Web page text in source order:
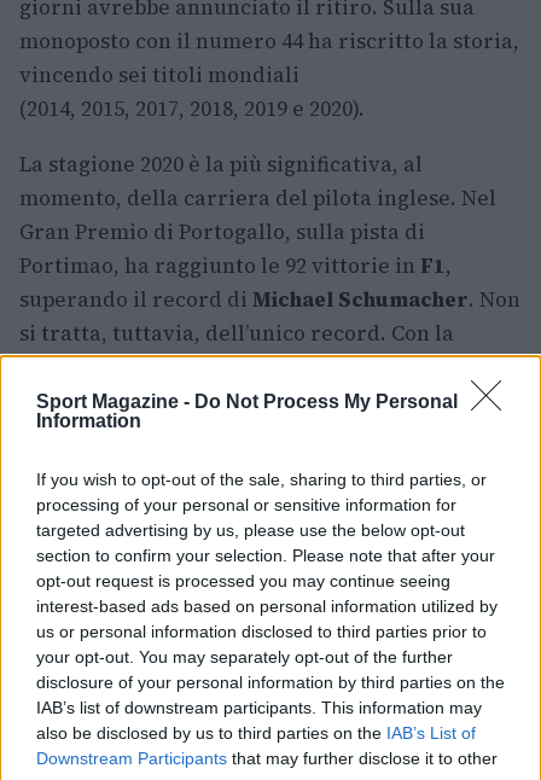
Sport Magazine - Do Not Process My Personal
Information
If you wish to opt-out of the sale, sharing to third parties, or
processing of your personal or sensitive information for
targeted advertising by us, please use the below opt-out
section to confirm your selection. Please note that after your
opt-out request is processed you may continue seeing
interest-based ads based on personal information utilized by
us or personal information disclosed to third parties prior to
your opt-out. You may separately opt-out of the further
disclosure of your personal information by third parties on the
IAB’s list of downstream participants. This information may
also be disclosed by us to third parties on the IAB’s List of
Downstream Participants that may further disclose it to other
giorni avrebbe annunciato il ritiro. Sulla sua
monoposto con il numero 44 ha riscritto la storia,
vincendo sei titoli mondiali
(2014, 2015, 2017, 2018, 2019 e 2020).
La stagione 2020 è la più significativa, al
momento, della carriera del pilota inglese. Nel
Gran Premio di Portogallo, sulla pista di
Portimao, ha raggiunto le 92 vittorie in F1,
superando il record di Michael Schumacher. Non
si tratta, tuttavia, dell’unico record. Con la
vittoria (la 94esima) del Gran Premio di Turchia,
infatti, si è matematicamente aggiudicato il
settimo titolo mondiale
campione tedesco.
La carriera diLewis Hamilton, ad ogni modo, è
ancora tutta da scrivere. Una storia fatta non
soltanto di sorpassi, ma soprattutto dirivincite
da un lato dal punto di vista economico, dall’altro
di quello etnico. Chi non credeva in lui, a
differenza di papà Anthony, ha perso una grande
scommessa.